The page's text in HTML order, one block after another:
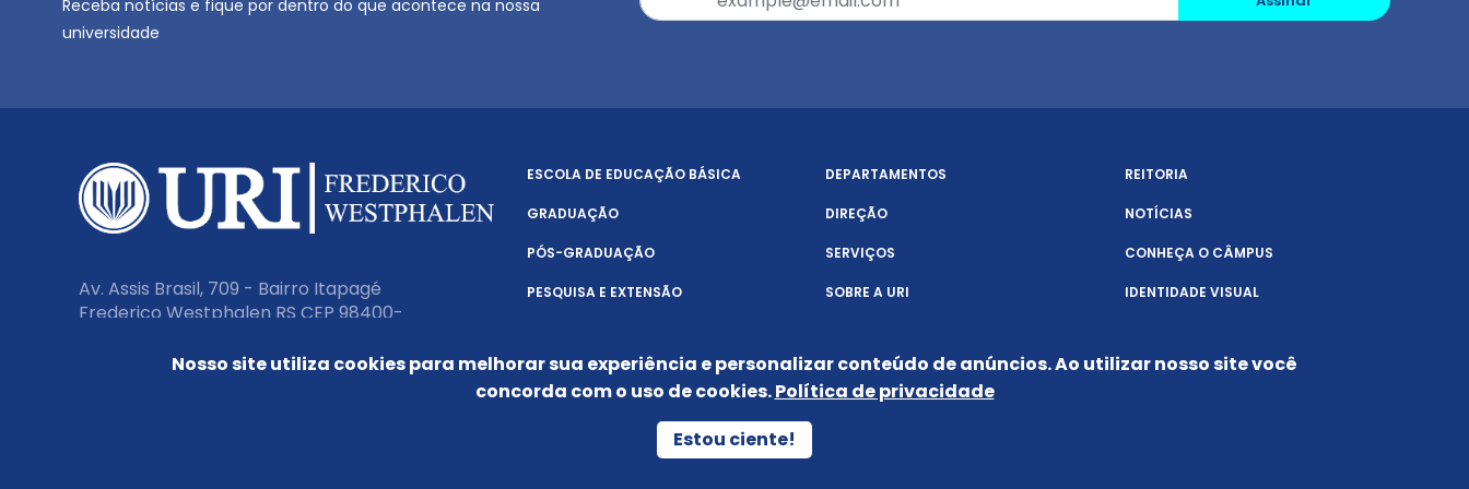
Receba notícias e fique por dentro do que acontece na nossa
universidade
Av. Assis Brasil, 709 - Bairro Itapagé
Frederico Westphalen RS CEP 98400-
ESCOLA DE EDUCAÇÃO BÁSICA
GRADUAÇÃO
PÓS-GRADUAÇÃO
PESQUISA E EXTENSÃO
DEPARTAMENTOS
DIREÇÃO
SERVIÇOS
SOBRE A URI
REITORIA
NOTÍCIAS
CONHEÇA O CÂMPUS
IDENTIDADE VISUAL
POLÍTICA DE PRIVACIDADE
Nosso site utiliza cookies para melhorar sua experiência e personalizar conteúdo de anúncios. Ao utilizar nosso site você
concorda com o uso de cookies.Política de privacidade
Estou ciente!